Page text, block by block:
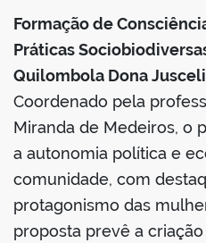
Formação de
Práticas
Quilombola Dona
Coordenado pela
Miranda de Medeiros, o
a autonomia política e
comunidade, com
protagonismo das
proposta prevê a